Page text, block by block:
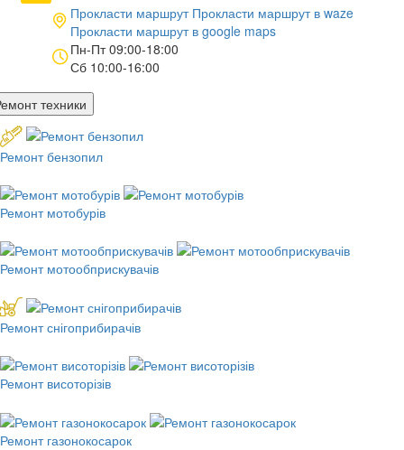
Прокласти маршрут Прокласти маршрут в waze
Прокласти маршрут в google maps
Пн-Пт 09:00-18:00
Сб 10:00-16:00
техники
Ремонт бензопил
Ремонт мотобурів
Ремонт мотообприскувачів
Ремонт снігоприбирачів
Ремонт висоторізів
Ремонт газонокосарок